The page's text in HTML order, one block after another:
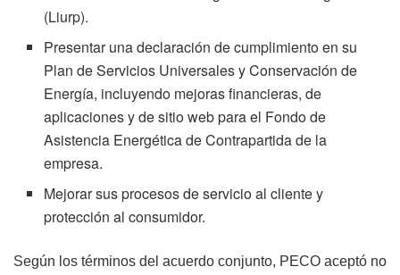
(Liurp).
Presentar una declaración de cumplimiento en su
Plan de Servicios Universales y Conservación de
Energía, incluyendo mejoras financieras, de
aplicaciones y de sitio web para el Fondo de
Asistencia Energética de Contrapartida de la
empresa.
Mejorar sus procesos de servicio al cliente y
protección al consumidor.
Según los términos del acuerdo conjunto, PECO aceptó no